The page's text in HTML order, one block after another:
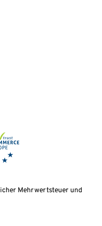
Mehrwertsteuer und